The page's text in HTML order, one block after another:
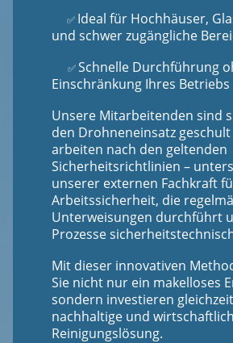
✅ Ideal für Hochhäuser,
und schwer zugängliche
✅Schnelle Durchführung
Einschränkung Ihres Betriebs
Unsere Mitarbeitenden sind
den Drohneneinsatz
arbeiten nach den geltenden
Sicherheitsrichtlinien –
unserer externen Fachkraft
Arbeitssicherheit, die
Unterweisungen durchführt
Prozesse
Mit dieser innovativen
Sie nicht nur ein makelloses
sondern investieren
nachhaltige und
Reinigungslösung.